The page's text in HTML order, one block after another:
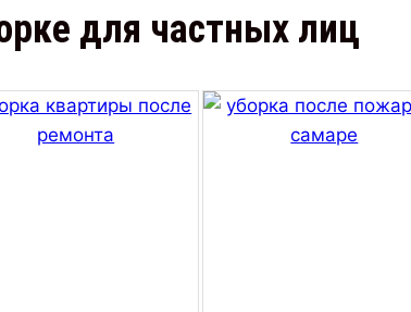
для частных лиц